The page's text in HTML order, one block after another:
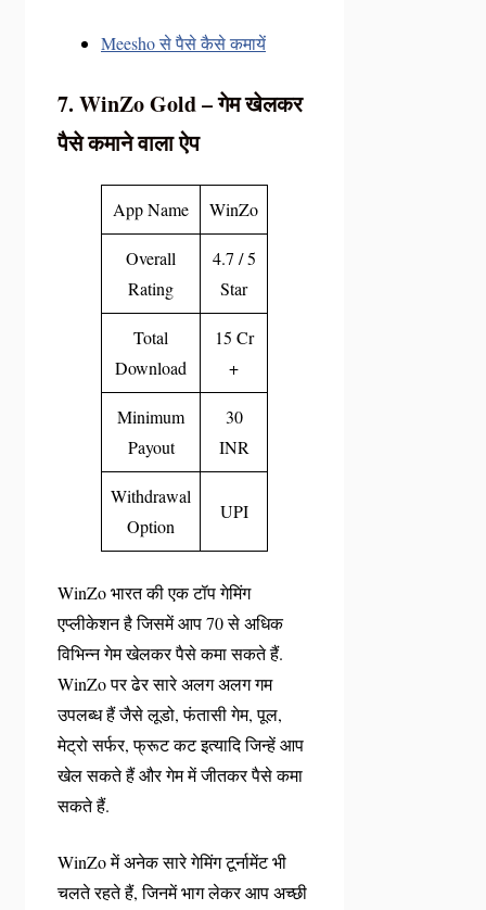
Meesho से पैसे कैसे कमायें
7. WinZo Gold – गेम खेलकर
पैसे कमाने वाला ऐप
App Name WinZo
Overall
Rating
4.7 / 5
Star
Total
Download
15 Cr
+
Minimum
Payout
30
INR
Withdrawal
Option
UPI
WinZo भारत की एक टॉप गेमिंग
एप्लीकेशन है जिसमें आप 70 से अधिक
विभिन्न गेम खेलकर पैसे कमा सकते हैं.
WinZo पर ढेर सारे अलग अलग गम
उपलब्ध हैं जैसे लूडो, फंतासी गेम, पूल,
मेट्रो सर्फर, फ्रूट कट इत्यादि जिन्हें आप
खेल सकते हैं और गेम में जीतकर पैसे कमा
सकते हैं.
WinZo में अनेक सारे गेमिंग टूर्नामेंट भी
चलते रहते हैं, जिनमें भाग लेकर आप अच्छी